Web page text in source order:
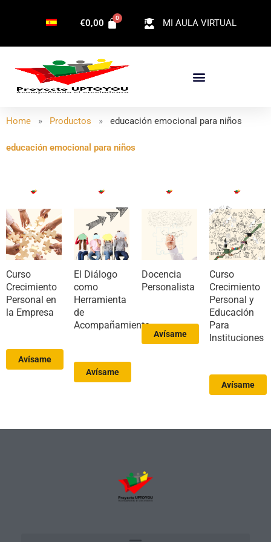
MI AULA VIRTUAL
€0,00
Home » Productos » educación emocional para niños
educación emocional para niños
Curso
Crecimiento
Personal en
la Empresa
Avísame
El Diálogo
como
Herramienta
de
Acompañamiento
Avísame
Docencia
Personalista
Avísame
Curso
Crecimiento
Personal y
Educación
Para
Instituciones
Avísame